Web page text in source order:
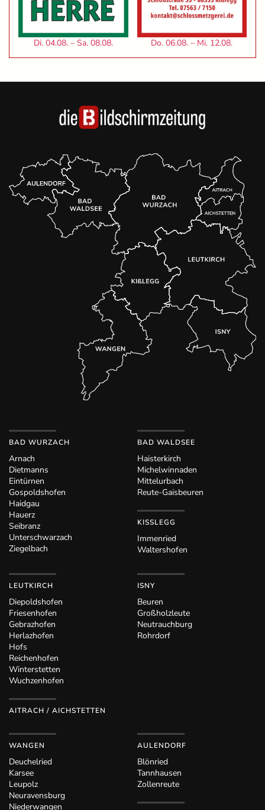
Di. 04.08. – Sa. 08.08. Do. 06.08. – Mi. 12.08.
BAD WURZACH
Arnach
Dietmanns
Eintürnen
Gospoldshofen
Haidgau
Hauerz
Seibranz
Unterschwarzach
Ziegelbach
BAD WALDSEE
Haisterkirch
Michelwinnaden
Mittelurbach
Reute-Gaisbeuren
KISSLEGG
Immenried
Waltershofen
LEUTKIRCH
Diepoldshofen
Friesenhofen
Gebrazhofen
Herlazhofen
Hofs
Reichenhofen
Winterstetten
Wuchzenhofen
AITRACH / AICHSTETTEN
ISNY
Beuren
Großholzleute
Neutrauchburg
Rohrdorf
WANGEN
Deuchelried
Karsee
Leupolz
Neuravensburg
Niederwangen
AULENDORF
Blönried
Tannhausen
Zollenreute